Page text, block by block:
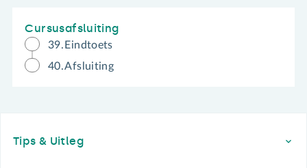
Cursusafsluiting
39.Eindtoets
40.Afsluiting
Tips & Uitleg